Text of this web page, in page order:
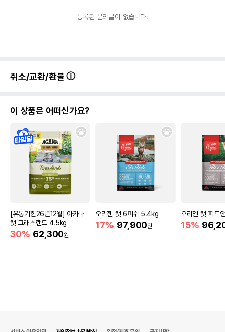
등록된 문의글이 없습니다.
취소/교환/환불
이 상품은 어떠신가요?
[유통기한26년12월] 아카나
캣 그래스랜드 4.5kg
30% 62,300원
오리젠 캣 6피쉬 5.4kg
17% 97,900원
오리젠 캣 피트
15%